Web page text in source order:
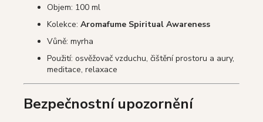
Objem: 100 ml
Kolekce: Aromafume Spiritual Awareness
Vůně: myrha
Použití: osvěžovač vzduchu, čištění prostoru a aury,
meditace, relaxace
Bezpečnostní upozornění